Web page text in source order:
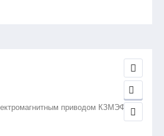
приводом КЗМЭФ